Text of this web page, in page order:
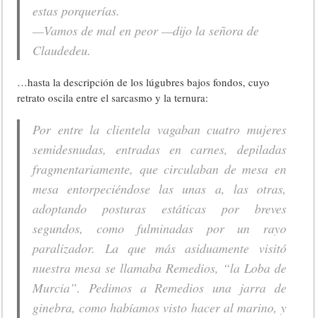
estas porquerías.
—Vamos de mal en peor —dijo la señora de
Claudedeu.
…hasta la descripción de los lúgubres bajos fondos, cuyo
retrato oscila entre el sarcasmo y la ternura:
Por entre la clientela vagaban cuatro mujeres
semidesnudas, entradas en carnes, depiladas
fragmentariamente, que circulaban de mesa en
mesa entorpeciéndose las unas a, las otras,
adoptando posturas estáticas por breves
segundos, como fulminadas por un rayo
paralizador. La que más asiduamente visitó
nuestra mesa se llamaba Remedios, “la Loba de
Murcia”. Pedimos a Remedios una jarra de
ginebra, como habíamos visto hacer al marino, y